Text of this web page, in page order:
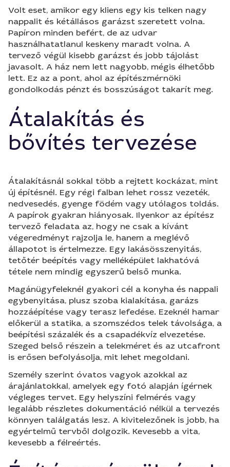
Volt eset, amikor egy kliens egy kis telken nagy
nappalit és kétállásos garázst szeretett volna.
Papíron minden befért, de az udvar
használhatatlanul keskeny maradt volna. A
tervező végül kisebb garázst és jobb tájolást
javasolt. A ház nem lett nagyobb, mégis élhetőbb
lett. Ez az a pont, ahol az építészmérnöki
gondolkodás pénzt és bosszúságot takarít meg.
Átalakítás és
bővítés tervezése
Átalakításnál sokkal több a rejtett kockázat, mint
új építésnél. Egy régi falban lehet rossz vezeték,
nedvesedés, gyenge födém vagy utólagos toldás.
A papírok gyakran hiányosak. Ilyenkor az építész
tervező feladata az, hogy ne csak a kívánt
végeredményt rajzolja le, hanem a meglévő
állapotot is értelmezze. Egy lakásösszenyitás,
tetőtér beépítés vagy melléképület lakhatóvá
tétele nem mindig egyszerű belső munka.
Magánügyfeleknél gyakori cél a konyha és nappali
egybenyitása, plusz szoba kialakítása, garázs
hozzáépítése vagy terasz lefedése. Ezeknél hamar
előkerül a statika, a szomszédos telek távolsága, a
beépítési százalék és a csapadékvíz elvezetése.
Szeged belső részein a telekméret és az utcafront
is erősen befolyásolja, mit lehet megoldani.
Személy szerint óvatos vagyok azokkal az
árajánlatokkal, amelyek egy fotó alapján ígérnek
végleges tervet. Egy helyszíni felmérés vagy
legalább részletes dokumentáció nélkül a tervezés
könnyen találgatás lesz. A kivitelezőnek is jobb, ha
egyértelmű tervből dolgozik. Kevesebb a vita,
kevesebb a félreértés.